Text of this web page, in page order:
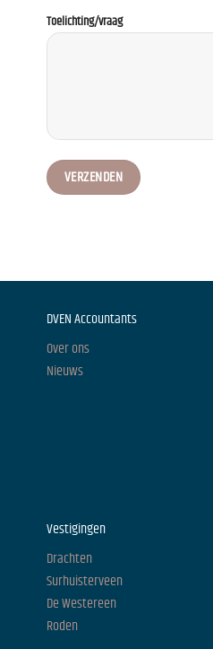
Toelichting/vraag
DVEN Accountants
Over ons
Nieuws
Vestigingen
Drachten
Surhuisterveen
De Westereen
Roden